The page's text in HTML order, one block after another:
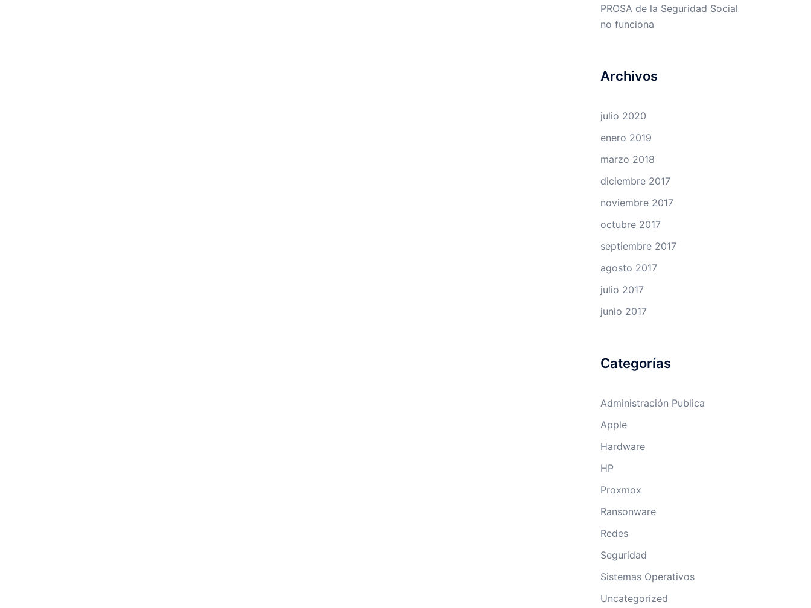
PROSA de la Seguridad Social
no funciona
Archivos
julio 2020
enero 2019
marzo 2018
diciembre 2017
noviembre 2017
octubre 2017
septiembre 2017
agosto 2017
julio 2017
junio 2017
Categorías
Administración Publica
Apple
Hardware
HP
Proxmox
Ransonware
Redes
Seguridad
Sistemas Operativos
Uncategorized